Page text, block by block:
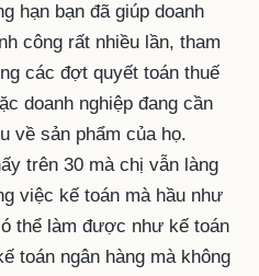
hạn bạn đã giúp doanh
công rất nhiều lần, tham
các đợt quyết toán thuế
doanh nghiệp đang cần
về sản phẩm của họ.
trên 30 mà chị vẫn làng
việc kế toán mà hầu như
thể làm được như kế toán
toán ngân hàng mà không